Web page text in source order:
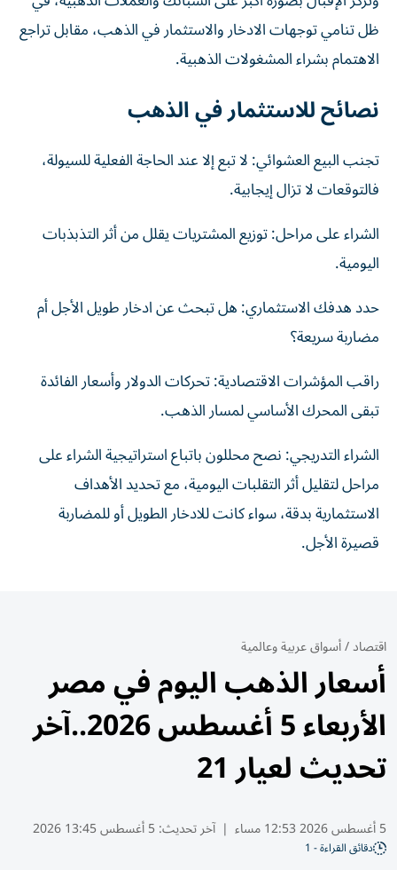
ظل تنامي توجهات الادخار والاستثمار في الذهب، مقابل تراجع
الاهتمام بشراء المشغولات الذهبية.
نصائح للاستثمار في الذهب
تجنب البيع العشوائي: لا تبع إلا عند الحاجة الفعلية للسيولة،
فالتوقعات لا تزال إيجابية.
الشراء على مراحل: توزيع المشتريات يقلل من أثر التذبذبات
اليومية.
حدد هدفك الاستثماري: هل تبحث عن ادخار طويل الأجل أم
مضاربة سريعة؟
راقب المؤشرات الاقتصادية: تحركات الدولار وأسعار الفائدة
تبقى المحرك الأساسي لمسار الذهب.
الشراء التدريجي: نصح محللون باتباع استراتيجية الشراء على
مراحل لتقليل أثر التقلبات اليومية، مع تحديد الأهداف
الاستثمارية بدقة، سواء كانت للادخار الطويل أو للمضاربة
قصيرة الأجل.
اقتصاد/أسواق عربية وعالمية
أسعار الذهب اليوم في مصر
الأربعاء 5 أغسطس 2026..آخر
تحديث لعيار 21
5 أغسطس 2026 12:53 مساء | آخر تحديث:5 أغسطس 13:45 2026
دقائق القراءة - 1